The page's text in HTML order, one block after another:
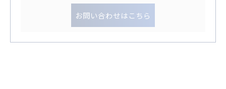
お問い合わせはこちら